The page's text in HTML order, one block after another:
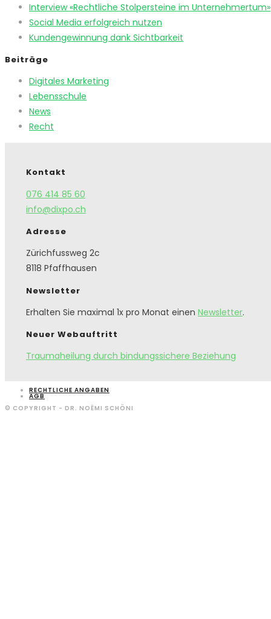
Interview «Rechtliche Stolpersteine im Unternehmertum»
Social Media erfolgreich nutzen
Kundengewinnung dank Sichtbarkeit
Beiträge
Digitales Marketing
Lebensschule
News
Recht
Kontakt
076 414 85 60
info@dixpo.ch
Adresse
Zürichfussweg 2c
8118 Pfaffhausen
Newsletter
Erhalten Sie maximal 1x pro Monat einen Newsletter.
Neuer Webauftritt
Traumaheilung durch bindungssichere Beziehung
RECHTLICHE ANGABEN
AGB
© COPYRIGHT - DR. NOËMI SCHÖNI